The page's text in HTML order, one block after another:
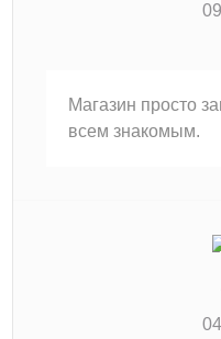
Магазин просто
всем знакомым.